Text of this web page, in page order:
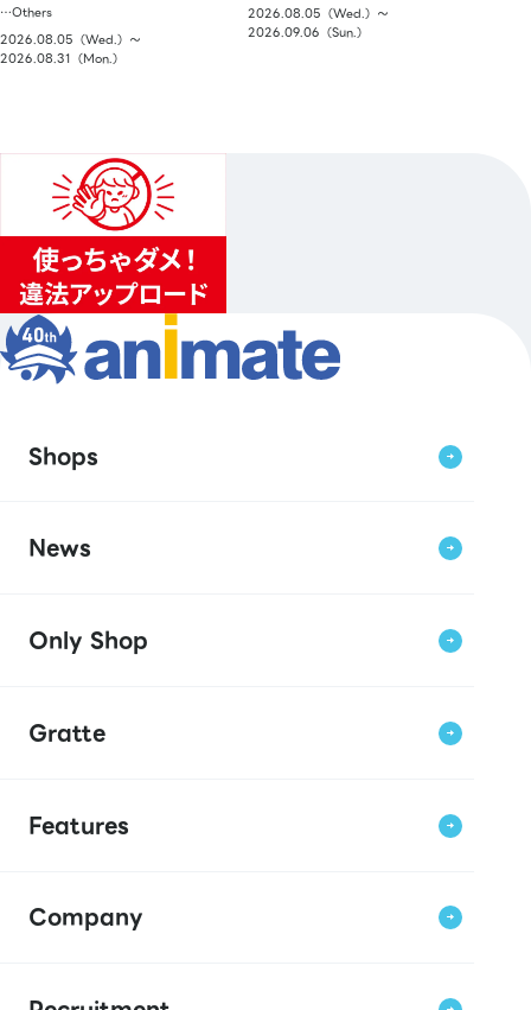
…Others
2026.08.05（Wed.）〜
2026.08.31（Mon.）
2026.08.05（Wed.）〜
2026.09.06（Sun.）
Shops
News
Only Shop
Gratte
Features
Company